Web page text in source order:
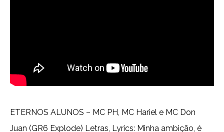
ETERNOS ALUNOS – MC PH, MC Hariel e MC Don
Juan (GR6 Explode) Letras, Lyrics: Minha ambição, é